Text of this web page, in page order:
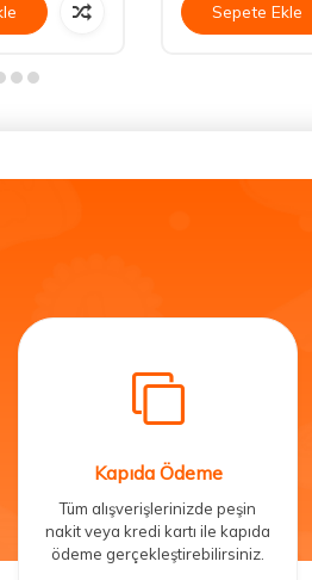
Sepete Ekle
Kapıda Ödeme
Tüm alışverişlerinizde peşin
nakit veya kredi kartı ile kapıda
ödeme gerçekleştirebilirsiniz.